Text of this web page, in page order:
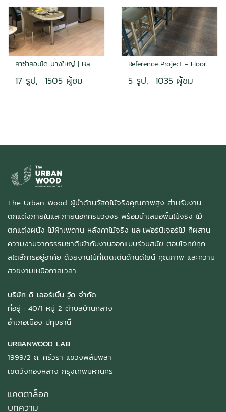
คาซ่าคอนโด บางใหญ่ | Bangyai
17 รูป, 1505 ผู้ชม
Reference Project - Flooring
5 รูป, 1035 ผู้ชม
The Urban Wood ผู้นำด้านวัสดุไม้จริงคุณภาพสูง สำหรับงาน
ตกแต่งภายในและภายนอกครบวงจร พร้อมนำเสนอพื้นไม้จริง ไม้
ตกแต่งผนัง ไม้ฝ้าเพดาน หลังคาไม้จริง และเฟอร์นิเจอร์ไม้ ที่ผสาน
ความงามจากธรรมชาติเข้ากับงานออกแบบร่วมสมัย ตอบโจทย์ทุก
สไตล์การอยู่อาศัย ด้วยงานไม้ที่โดดเด่นด้านดีไซน์ คุณภาพ และความ
สวยงามเหนือกาลเวลา
บริษัท ดิ เออร์เบิ้น วู้ด จำกัด
ที่อยู่ : 40/1 หมู่ 2 ตำบลบ้านกลาง
อำเภอเมือง ปทุมธานี
URBANWOOD LAB
1999/2 ถ. ศรีวรา แขวงพลับพลา
เขตวังทองหลาง กรุงเทพมหานคร
แคตตาล็อก
บทความ